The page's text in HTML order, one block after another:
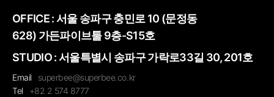
OFFICE :서울 송파구 충민로 10 (문정동
628) 가든파이브툴 9층-S15호
STUDIO : 서울특별시 송파구 가락로33길 30, 201호
Email
superbee@superbee.co.kr
Tel
+82 2 574 8777